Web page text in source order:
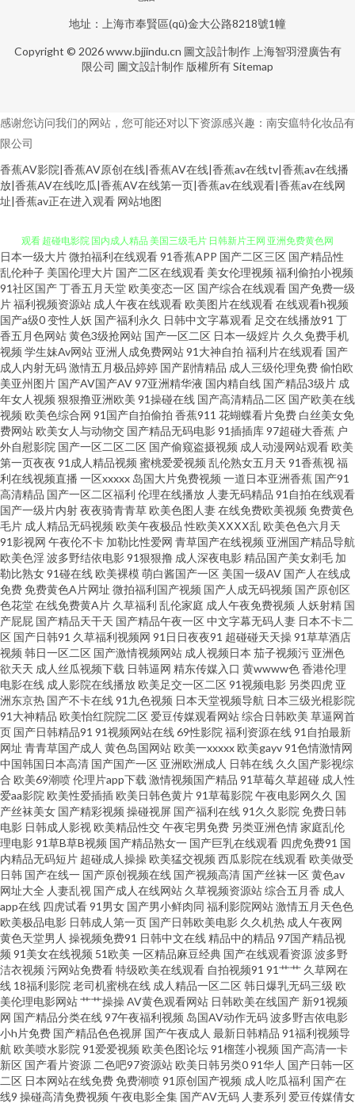
地址：上海市奉賢區(qū)金大公路8218號1幢
Copyright © 2026www.bjjindu.cn 圖文設計制作 上海智羽澄廣告有
限公司 圖文設計制作 版權所有Sitemap
感谢您访问我们的网站，您可能还对以下资源感兴趣：南安瘟特化妆品有
限公司
香蕉AV影院|香蕉AV原创在线|香蕉AV在线|香蕉av在线tv|香蕉av在线播
放|香蕉AV在线吃瓜|香蕉AV在线第一页|香蕉av在线观看|香蕉av在线网
址|香蕉av正在进入观看 网站地图
欧美福利网站 91性愛 日韩A级电影网 亚洲手机天堂 91白虎高潮 91在线综合
址 91丝袜 超碰人人三级 狠狠干日 国产精品乱轮 深夜视频网站 伊人99在线
97色色资源 福利免费亚洲天堂 老司机福利电影院 欧洲精品六六六 偷拍第一
夜 东方av网 欧美在线 色图av 99精品自拍 国产精品 老熟女做爱一区 日本天堂
一区 午夜香蕉剧场 91社区最新网址 狠狠日天天做 免费人成自尉网站 日韩国
产传媒 亚洲性爱区第四页 91网站网址大全 国产精品自拍93 欧美人妖五月天
天天干视频网站 亚洲肉肉网 91色吧 ts陈雯雯 超碰在线激情影音 精品豆花福
利 蜜桃aa视频导航 人妖日B视频 天天天天艹 伊人色色 91起操 白丝后入屁内
射 激情丁香综合网 蜜臀国产综合在线 青青草原99 91偷拍视频网址 国模冰冰
久草超碰 男人天堂资源网 日韩wwww 少妇自卫喷水 五月婷婷六月花 91变态
网站 97久草超碰 韩国av网址网站 内射无码一区日韩 探花福利在线 最新无毒
AV网 AU福利视频导航 超碰男人天堂AV 国产精品自拍网 久久福利资源站 午
夜H片 91视屏免费观看 超碰在线免费主播 久久av人体电影 日本在线wwww
先锋资源6 91五码 成人黃色一級片 黄色小说视频网址 欧美性vahd 日韩国无
码 亚洲视频日韩中文 91牛逼 AV伦理电影院 国产精品久久撸 激情色色网 欧美
日本色色 日韩福利网址导航 午夜影院6018 91网站免费看 俺去也资原 福利社
三分钟 韩国黄色无码91 久久偷拍网站 欧美五级a五级 色一本道 香蕉影剧院
91大神合集 av三级操 大香蕉伊人 韩国不卡a片 久热伊人 青青国产在线观看
五月天狼友 91成人软件 91直接看 超碰色婷婷 国产探花AV在线 久久伊人大香
蕉 日韩成人无码A片 一区美女 老司机福利av 成人豆花社区亚洲 蜜臀AV性生
活 深夜福利网址导航 91逼在线 99草草草 超碰青草 国产三级小视频 久久超碰
碰碰 欧美色图性爱影院 色伊人婷婷 91国内在线视频 超碰老逼 国产精品淫秽
视频 玖玖资源36 日韩啊v网址 亚洲天堂网色 97人人操人人爽 超碰人人射 国
日本一级大片微拍福利在线观看91香蕉APP 国产二区三区 国产精品性
乱伦种子 美国伦理大片 国产二区在线观看 美女伦理视频 福利偷拍小视频
91社区国产丁香五月天堂欧美变态一区 国产综合在线观看 国产免费一级
片福利视频资源站 成人午夜在线观看欧美图片在线观看在线观看h视频
国产a级0变性人妖 国产福利永久 日韩中文字幕观看 足交在线播放91 丁
香五月色网站黄色3级抢网站 国产一区二区 日本一级婬片 久久免费手机
视频 学生妹Av网站 亚洲人成免费网站91大神自拍 福利片在线观看 国产
成人内射无码激情五月极品婷婷 国产剧情精品 成人三级伦理免费偷怕欧
美亚州图片 国产AV国产AV97亚洲精华液 国内精自线 国产精品3级片 成
年女人视频 狠狠撸亚洲欧美 91操碰在线 国产高清精品二区 国产欧美在线
视频 欧美色综合网 91国产自拍偷拍 香蕉911 花蝴蝶看片免费 白丝美女免
费网站欧美女人与动物交 国产精品无码电影91插插库97超碰大香蕉 户
外自慰影院 国产一区二区二区 国产偷窥盗摄视频 成人动漫网站观看欧美
第一页夜夜 91成人精品视频 蜜桃爱爱视频 乱伦熟女五月天 91香蕉视福
利在线视频直播 一区xxxxx 岛国大片免费视频 一道日本亚洲香蕉 国产91
高清精品 国产一区二区福利 伦理在线播放 人妻无码精品 91自拍在线观看
国产一级片内射夜夜骑青青草欧美色图人妻在线免费欧美视频 免费黄色
毛片 成人精品无码视频 欧美午夜极品 性欧美ⅩⅩⅩⅩ乱欧美色色六月天
91影视网 午夜伦不卡 加勒比性爱网 青草国产在线视频 亚洲国产精品导航
欧美色淫波多野结依电影91狠狠撸 成人深夜电影精品国产美女剃毛 加
勒比熟女91碰在线欧美裸模萌白酱国产一区 美国一级AV 国产人在线成
免费免费黄色A片网址 微拍福利国产视频 国产人成无码视频 国产原创区
色花堂在线免费黄A片 久草福利 乱伦家庭 成人午夜免费视频 人妖射精 国
产屁屁 国产精品天干天 国产精品午夜一区中文字幕无码人妻 日本不卡二
区 国产日韩91 久草福利视频网 91日日夜夜91 超碰碰天天操91草草酒店
视频 韩日一区二区 国产激情视频网站 成人视频日本 茄子视频污 亚洲色
欲天天 成人丝瓜视频下载 日韩逼网 精东传媒入口 黄wwww色香港伦理
电影在线 成人影院在线播放欧美足交一区二区91视频电影 另类四虎 亚
洲东京热 国产不卡在线91九色视频 日本天堂视频导航 日本三级光棍影院
91大神精品 欧美怡红院院二区 爱豆传媒观看网站综合日韩欧美 草逼网首
页 国产日韩精品91 91视频网站在线69性影院 福利资源在线91自拍最新
网址 青青草国产成人 黄色岛国网站欧美一xxxxx欧美gayv91色情激情网
中国韩国日本高清 国产国产一区 亚洲欧洲成人 日韩在线 久久国产影视综
合 欧美69潮喷伦理片app下载 激情视频国产精品 91草莓久草超碰 成人性
爱aa影院 欧美性爱插插欧美日韩色黄片91草莓影院 午夜电影网久久 国
产丝袜美女 国产精彩视频 操碰视屏 国产福利在线91久久影院 免费日韩
电影 日韩成人影视欧美精品性交午夜宅男免费 另类亚洲色情家庭乱伦
理电影91草B草B视频 国产精品熟女一 国产巨乳在线观看 四虎免费91 国
内精品无码短片 超碰成人操操欧美猛交视频 西瓜影院在线观看欧美做受
日韩 国产在线一 国产原创视频在线 国产视频高清 国产丝袜一区黄色av
网址大全 人妻乱视 国产成人在线网站 久草视频资源站综合五月香 成人
app在线 四虎试看91男女 国产男小鲜肉同 福利影院网站激情五月天色色
欧美极品电影 日韩成人第一页 国产日韩欧美电影 久久机热 成人午夜网
黄色天堂男人 操视频免费91 日韩中文在线精品中的精品 97国产精品视
频 91美女在线视频 51欧美 一区精品麻豆经典 国产在线观看资源波多野
洁衣视频 污网站免费看特级欧美在线观看 自拍视频91 91艹艹 久草网在
线 18福利影院 老司机蜜桃在线 成人精品一区二区韩日爆乳无码三级 欧
美伦理电影网站艹艹操操AV黄色观看网站 日韩欧美在线国产 新91视频
网 国产精品分类在线97午夜福利视频 岛国AV动作无码波多野吉依电影
小h片免费 国产精品色色视屏 国产午夜成人 最新日韩精品 91福利视频导
航 欧美喷水影院 91爱爱视频 欧美色图论坛91榴莲小视频 国产高清一卡
新区 国产看片资源 二色吧97资源站欧美日韩另类091华人 国产日韩一区
二区 日本网站在线免费免费潮喷91原创国产视频 成人吃瓜福利 国产在
线9 操碰高清免费视频 午夜电影全集 国产AV无码 人妻系列 爱豆传媒倩女